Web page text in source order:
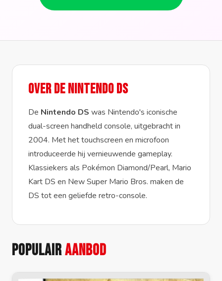
Over de Nintendo DS
De Nintendo DS was Nintendo's iconische
dual-screen handheld console, uitgebracht in
2004. Met het touchscreen en microfoon
introduceerde hij vernieuwende gameplay.
Klassiekers als Pokémon Diamond/Pearl, Mario
Kart DS en New Super Mario Bros. maken de
DS tot een geliefde retro-console.
Populairaanbod